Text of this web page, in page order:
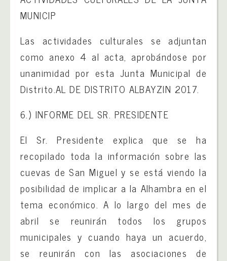
MUNICIP
Las actividades culturales se adjuntan
como anexo 4 al acta, aprobándose por
unanimidad por esta Junta Municipal de
Distrito.AL DE DISTRITO ALBAYZIN 2017.
6.) INFORME DEL SR. PRESIDENTE
El Sr. Presidente explica que se ha
recopilado toda la información sobre las
cuevas de San Miguel y se está viendo la
posibilidad de implicar a la Alhambra en el
tema económico. A lo largo del mes de
abril se reunirán todos los grupos
municipales y cuando haya un acuerdo,
se reunirán con las asociaciones de